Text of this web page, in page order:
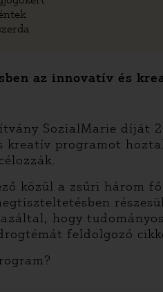
az innovatív és
SozialMarie díját
kreatív programot
közül a zsűri három
hogy
feldolgozó